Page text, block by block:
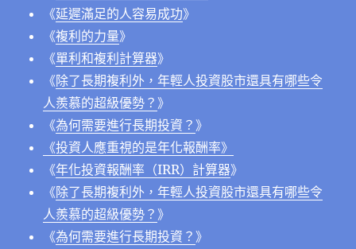
《延遲滿足的人容易成功》
《複利的力量》
《單利和複利計算器》
《除了長期複利外，年輕人投資股市還具有哪些令
人羨慕的超級優勢？》
《為何需要進行長期投資？》
《投資人應重視的是年化報酬率》
《年化投資報酬率（IRR）計算器》
《除了長期複利外，年輕人投資股市還具有哪些令
人羨慕的超級優勢？》
《為何需要進行長期投資？》